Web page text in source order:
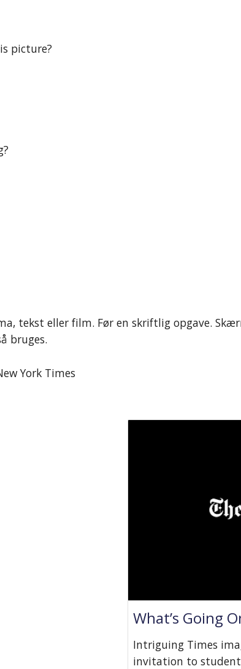
picture?
tekst eller film. Før en skriftlig opgave.
bruges.
York Times
What’s Going
Intriguing Times
invitation to